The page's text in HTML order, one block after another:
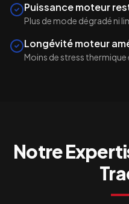
Puissance moteur
Plus de mode dégradé ni
Longévité moteur
Moins de stress
Notre